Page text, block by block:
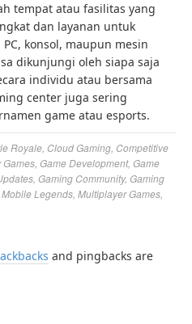
tempat atau fasilitas yang
dan layanan untuk
konsol, maupun mesin
dikunjungi oleh siapa saja
individu atau bersama
center juga sering
game atau esports.
Royale Cloud Gaming Competitive
Games Game Development, Game
Gaming Community, Gaming
Mobile Legends Multiplayer Games
and pingbacks are